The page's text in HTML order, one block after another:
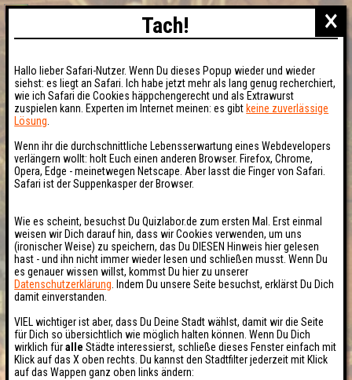
×
Tach!
Hallo lieber Safari-Nutzer. Wenn Du dieses Popup wieder und wieder
siehst: es liegt an Safari. Ich habe jetzt mehr als lang genug recherchiert,
wie ich Safari die Cookies häppchengerecht und als Extrawurst
zuspielen kann. Experten im Internet meinen: es gibt keine zuverlässige
Lösung
Wenn ihr die durchschnittliche Lebensserwartung eines Webdevelopers
verlängern wollt: holt Euch einen anderen Browser. Firefox, Chrome,
Opera, Edge - meinetwegen Netscape. Aber lasst die Finger von Safari.
Safari ist der Suppenkasper der Browser.
Wie es scheint, besuchst Du Quizlabor.de zum ersten Mal. Erst einmal
weisen wir Dich darauf hin, dass wir Cookies verwenden, um uns
(ironischer Weise) zu speichern, das Du DIESEN Hinweis hier gelesen
hast - und ihn nicht immer wieder lesen und schließen musst. Wenn Du
es genauer wissen willst, kommst Du hier zu unserer
Datenschutzerklärung . Indem Du unsere Seite besuchst, erklärst Du Dich
damit einverstanden.
VIEL wichtiger ist aber, dass Du Deine Stadt wählst, damit wir die Seite
für Dich so übersichtlich wie möglich halten können. Wenn Du Dich
wirklich füralle Städte interessierst, schließe dieses Fenster einfach mit
Klick auf das X oben rechts. Du kannst den Stadtfilter jederzeit mit Klick
auf das Wappen ganz oben links ändern: